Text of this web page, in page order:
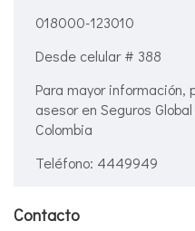
018000-123010
Desde celular # 388
Para mayor información,
asesor en Seguros
Colombia
Teléfono: 4449949
Contacto